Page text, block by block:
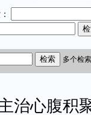
心腹积